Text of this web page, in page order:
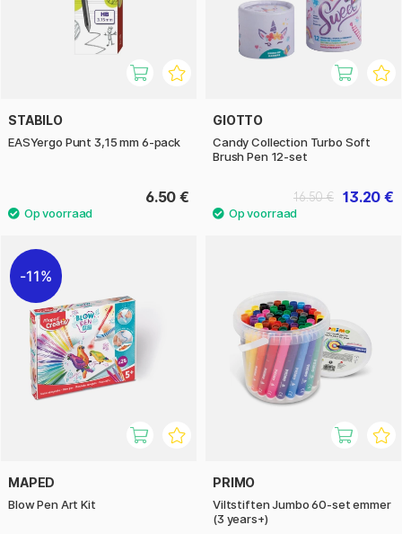
STABILO
EASYergo Punt 3,15 mm 6-pack
6.50 €
GIOTTO
Candy Collection Turbo Soft
Brush Pen 12-set
13.20 €
16.50 €
11%
MAPED
Blow Pen Art Kit
PRIMO
Viltstiften Jumbo 60-set emmer
(3 years+)